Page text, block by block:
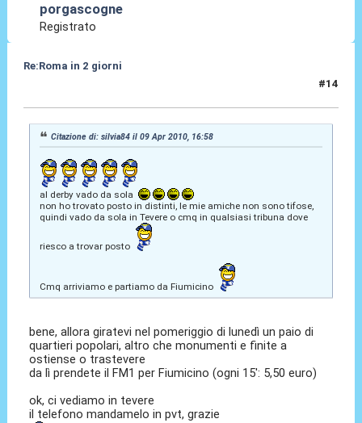
porgascogne
Registrato
Re:Roma in 2 giorni
#14
Citazione di: silvia84 il 09 Apr 2010, 16:58
al derby vado da sola
non ho trovato posto in distinti, le mie amiche non sono tifose,
quindi vado da sola in Tevere o cmq in qualsiasi tribuna dove
riesco a trovar posto
Cmq arriviamo e partiamo da Fiumicino
bene, allora giratevi nel pomeriggio di lunedì un paio di
quartieri popolari, altro che monumenti e finite a
ostiense o trastevere
da lì prendete il FM1 per Fiumicino (ogni 15': 5,50 euro)
ok, ci vediamo in tevere
il telefono mandamelo in pvt, grazie